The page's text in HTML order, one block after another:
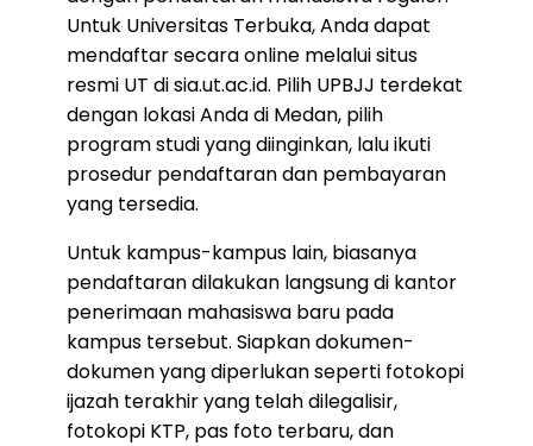
Untuk Universitas Terbuka, Anda dapat
mendaftar secara online melalui situs
resmi UT di sia.ut.ac.id. Pilih UPBJJ terdekat
dengan lokasi Anda di Medan, pilih
program studi yang diinginkan, lalu ikuti
prosedur pendaftaran dan pembayaran
yang tersedia.
Untuk kampus-kampus lain, biasanya
pendaftaran dilakukan langsung di kantor
penerimaan mahasiswa baru pada
kampus tersebut. Siapkan dokumen-
dokumen yang diperlukan seperti fotokopi
ijazah terakhir yang telah dilegalisir,
fotokopi KTP, pas foto terbaru, dan